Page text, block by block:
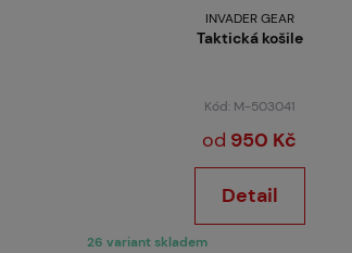
INVADER GEAR
Taktická košile
Kód: M-503041
od 950 Kč
Detail
26 variant skladem